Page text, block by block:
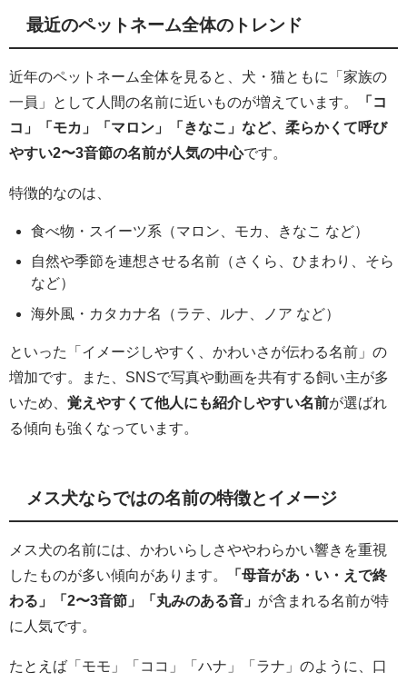
最近のペットネーム全体のトレンド
近年のペットネーム全体を見ると、犬・猫ともに「家族の
一員」として人間の名前に近いものが増えています。
「コ
コ」「モカ」「マロン」「きなこ」など、柔らかくて呼び
やすい2〜3音節の名前が人気の中心です。
特徴的なのは、
食べ物・スイーツ系（マロン、モカ、きなこ など）
自然や季節を連想させる名前（さくら、ひまわり、そら
など）
海外風・カタカナ名（ラテ、ルナ、ノア など）
といった「イメージしやすく、かわいさが伝わる名前」の
増加です。また、SNSで写真や動画を共有する飼い主が多
いため、 覚えやすくて他人にも紹介しやすい名前が選ばれ
る傾向も強くなっています。
メス犬ならではの名前の特徴とイメージ
メス犬の名前には、かわいらしさややわらかい響きを重視
したものが多い傾向があります。
「母音があ・い・えで終
わる」「2〜3音節」「丸みのある音」 が含まれる名前が特
に人気です。
たとえば「モモ」「ココ」「ハナ」「ラナ」のように、口